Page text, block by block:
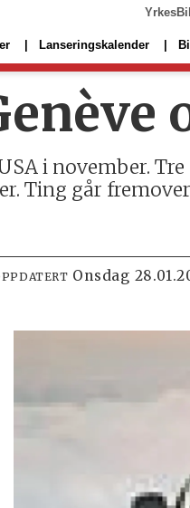
Lanseringskalender
i november.
Ting går
onsdag